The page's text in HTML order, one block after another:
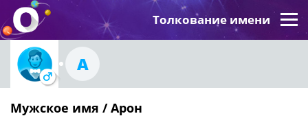
Толкование имени
А
Мужское имя / Арон